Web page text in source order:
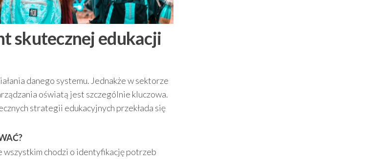
skutecznej edukacji
danego systemu. Jednakże w sektorze
oświatą jest szczególnie kluczowa.
strategii edukacyjnych przekłada się
wszystkim chodzi o identyfikację potrzeb